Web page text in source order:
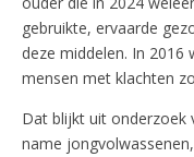
gebruikte, ervaarde
deze middelen. In 2016
mensen met klachten
Dat blijkt uit onderzoek
name